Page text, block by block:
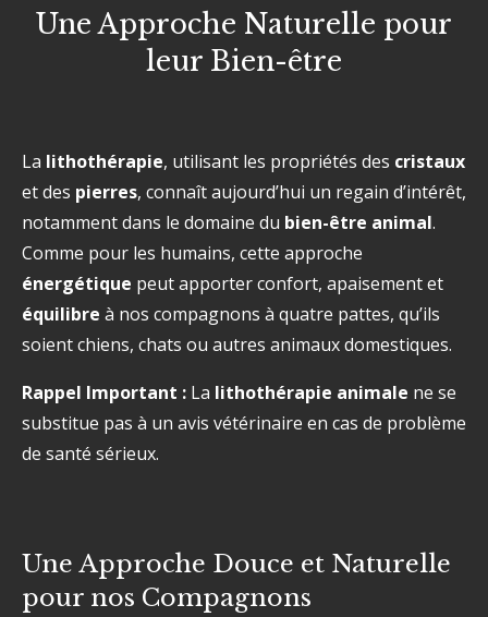
Une Approche Naturelle pour
leur Bien-être
La lithothérapie, utilisant les propriétés des cristaux
et des pierres, connaît aujourd’hui un regain d’intérêt,
notamment dans le domaine du bien-être animal.
Comme pour les humains, cette approche
énergétique peut apporter confort, apaisement et
équilibre à nos compagnons à quatre pattes, qu’ils
soient chiens, chats ou autres animaux domestiques.
Rappel Important : La lithothérapie animale ne se
substitue pas à un avis vétérinaire en cas de problème
de santé sérieux.
Une Approche Douce et Naturelle
pour nos Compagnons